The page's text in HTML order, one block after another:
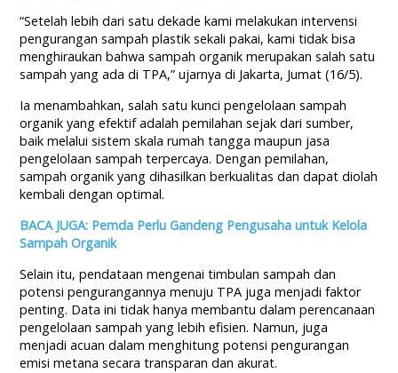
“Setelah lebih dari satu dekade kami melakukan intervensi
pengurangan sampah plastik sekali pakai, kami tidak bisa
menghiraukan bahwa sampah organik merupakan salah satu
sampah yang ada di TPA,” ujarnya di Jakarta, Jumat (16/5).
Ia menambahkan, salah satu kunci pengelolaan sampah
organik yang efektif adalah pemilahan sejak dari sumber,
baik melalui sistem skala rumah tangga maupun jasa
pengelolaan sampah terpercaya. Dengan pemilahan,
sampah organik yang dihasilkan berkualitas dan dapat diolah
kembali dengan optimal.
BACA JUGA: Pemda Perlu Gandeng Pengusaha untuk Kelola
Sampah Organik
Selain itu, pendataan mengenai timbulan sampah dan
potensi pengurangannya menuju TPA juga menjadi faktor
penting. Data ini tidak hanya membantu dalam perencanaan
pengelolaan sampah yang lebih efisien. Namun, juga
menjadi acuan dalam menghitung potensi pengurangan
emisi metana secara transparan dan akurat.